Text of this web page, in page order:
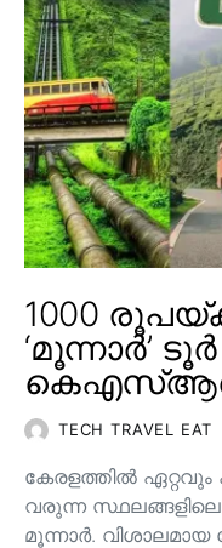
1000
‘മൂന്നാർ’
TECH TRAVEL EAT
കേരളത്തിൽ
വരുന്ന
മൂന്നാർ. വിശാലമായ